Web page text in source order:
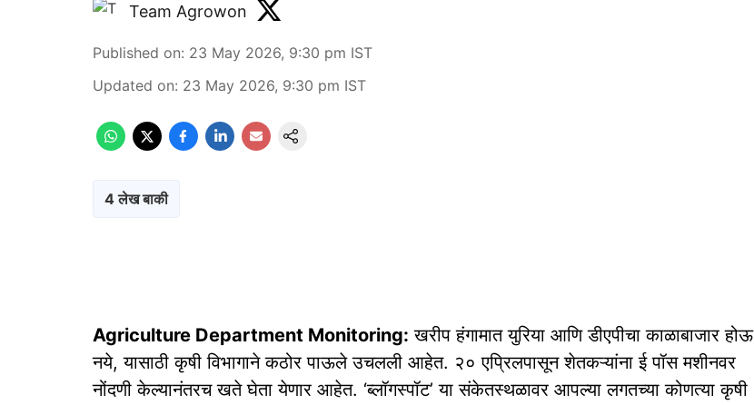
Team Agrowon
Published on: 23 May 2026, 9:30 pm IST
Updated on: 23 May 2026, 9:30 pm IST
4 लेख बाकी
Agriculture Department Monitoring: खरीप हंगामात युरिया आणि डीएपीचा काळाबाजार होऊ
नये, यासाठी कृषी विभागाने कठोर पाऊले उचलली आहेत. २० एप्रिलपासून शेतकऱ्यांना ई पॉस मशीनवर
नोंदणी केल्यानंतरच खते घेता येणार आहेत. ‘ब्लॉगस्पॉट’ या संकेतस्थळावर आपल्या लगतच्या कोणत्या कृषी